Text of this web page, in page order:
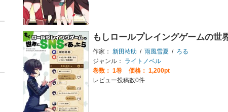
もしロールプレイングゲームの世
作家： 新田祐助 / 雨風雪夏 / ろる
ジャンル：
ライトノベル
巻数： 1巻
価格： 1,200pt
レビュー投稿数0件